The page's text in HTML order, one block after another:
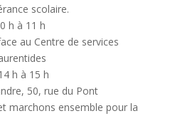
scolaire.
h à 11 h
au Centre de services
h à 15 h
50, rue du Pont
marchons ensemble pour la